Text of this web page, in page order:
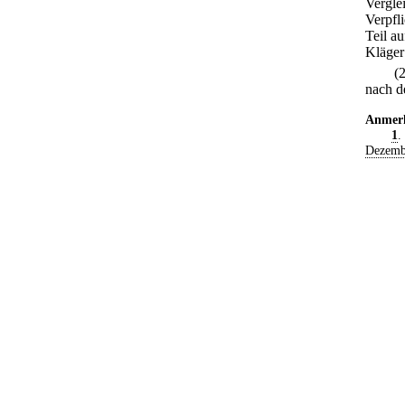
Teil
nach
1.